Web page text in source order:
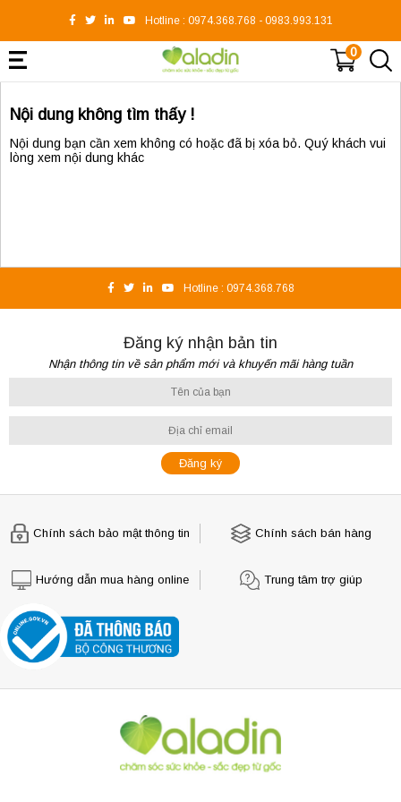
Hotline : 0974.368.768 - 0983.993.131
0
Nội dung không tìm thấy !
Nội dung bạn cần xem không có hoặc đã bị xóa bỏ. Quý khách vui
lòng xem nội dung khác
Hotline : 0974.368.768
Đăng ký nhận bản tin
Nhận thông tin về sản phẩm mới và khuyến mãi hàng tuần
Chính sách bảo mật thông tin Chính sách bán hàng
Hướng dẫn mua hàng online Trung tâm trợ giúp